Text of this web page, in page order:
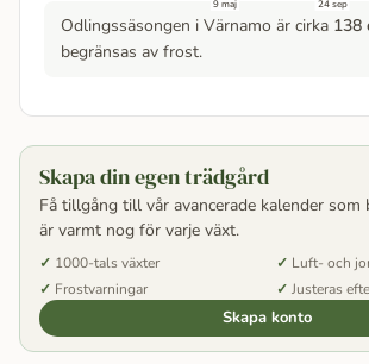
9 maj 24 sep
Odlingssäsongen i Värnamo är cirka 138
begränsas av frost.
Skapa din egen trädgård
Få tillgång till vår avancerade kalender som
är varmt nog för varje växt.
1000-tals växter
Luft- och
Frostvarningar
Justeras
Skapa konto